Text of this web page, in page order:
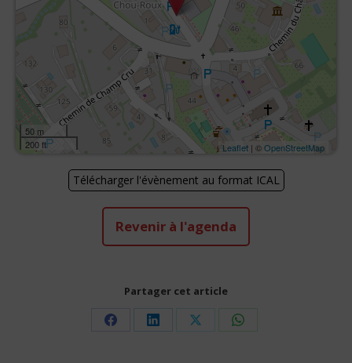
50 m
200 ft
Leaflet | ©OpenStreetMap
Télécharger l'évènement au format ICAL
Revenir à l'agenda
Partager cet article
Share
Share
Share
Share